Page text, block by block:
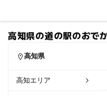
高知県の道の駅のおで
高知県
高知エリア